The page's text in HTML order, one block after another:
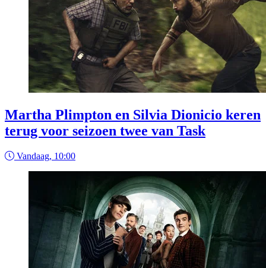
Martha Plimpton en Silvia Dionicio keren
terug voor seizoen twee van Task
Vandaag, 10:00